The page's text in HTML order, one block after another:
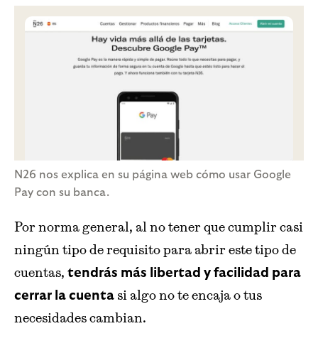
N26 nos explica en su página web cómo usar Google
Pay con su banca.
Por norma general, al no tener que cumplir casi
ningún tipo de requisito para abrir este tipo de
cuentas, tendrás más libertad y facilidad para
cerrar la cuenta si algo no te encaja o tus
necesidades cambian.